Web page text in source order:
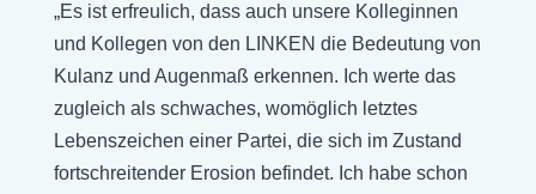
„Es ist erfreulich, dass auch unsere Kolleginnen
und Kollegen von den LINKEN die Bedeutung von
Kulanz und Augenmaß erkennen. Ich werte das
zugleich als schwaches, womöglich letztes
Lebenszeichen einer Partei, die sich im Zustand
fortschreitender Erosion befindet. Ich habe schon